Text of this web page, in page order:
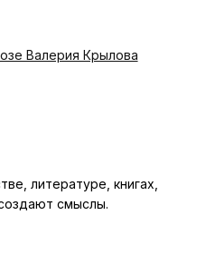
Валерия Крылова
литературе, книгах,
смыслы.